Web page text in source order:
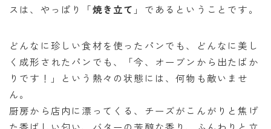
スは、やっぱり「焼き立て 」であるということです。
どんなに珍しい食材を使ったパンでも、どんなに美し
く成形されたパンでも、「今、オーブンから出たばか
りです！」という熱々の状態には、何物も敵いませ
ん。
厨房から店内に漂ってくる、チーズがこんがりと焦げ